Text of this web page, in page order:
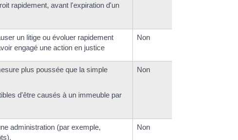
rapidement, avant l'expiration d'un
un litige ou évoluer rapidement
engagé une action en justice
Non
plus poussée que la simple
d'être causés à un immeuble par
Non
administration (par exemple,
Non